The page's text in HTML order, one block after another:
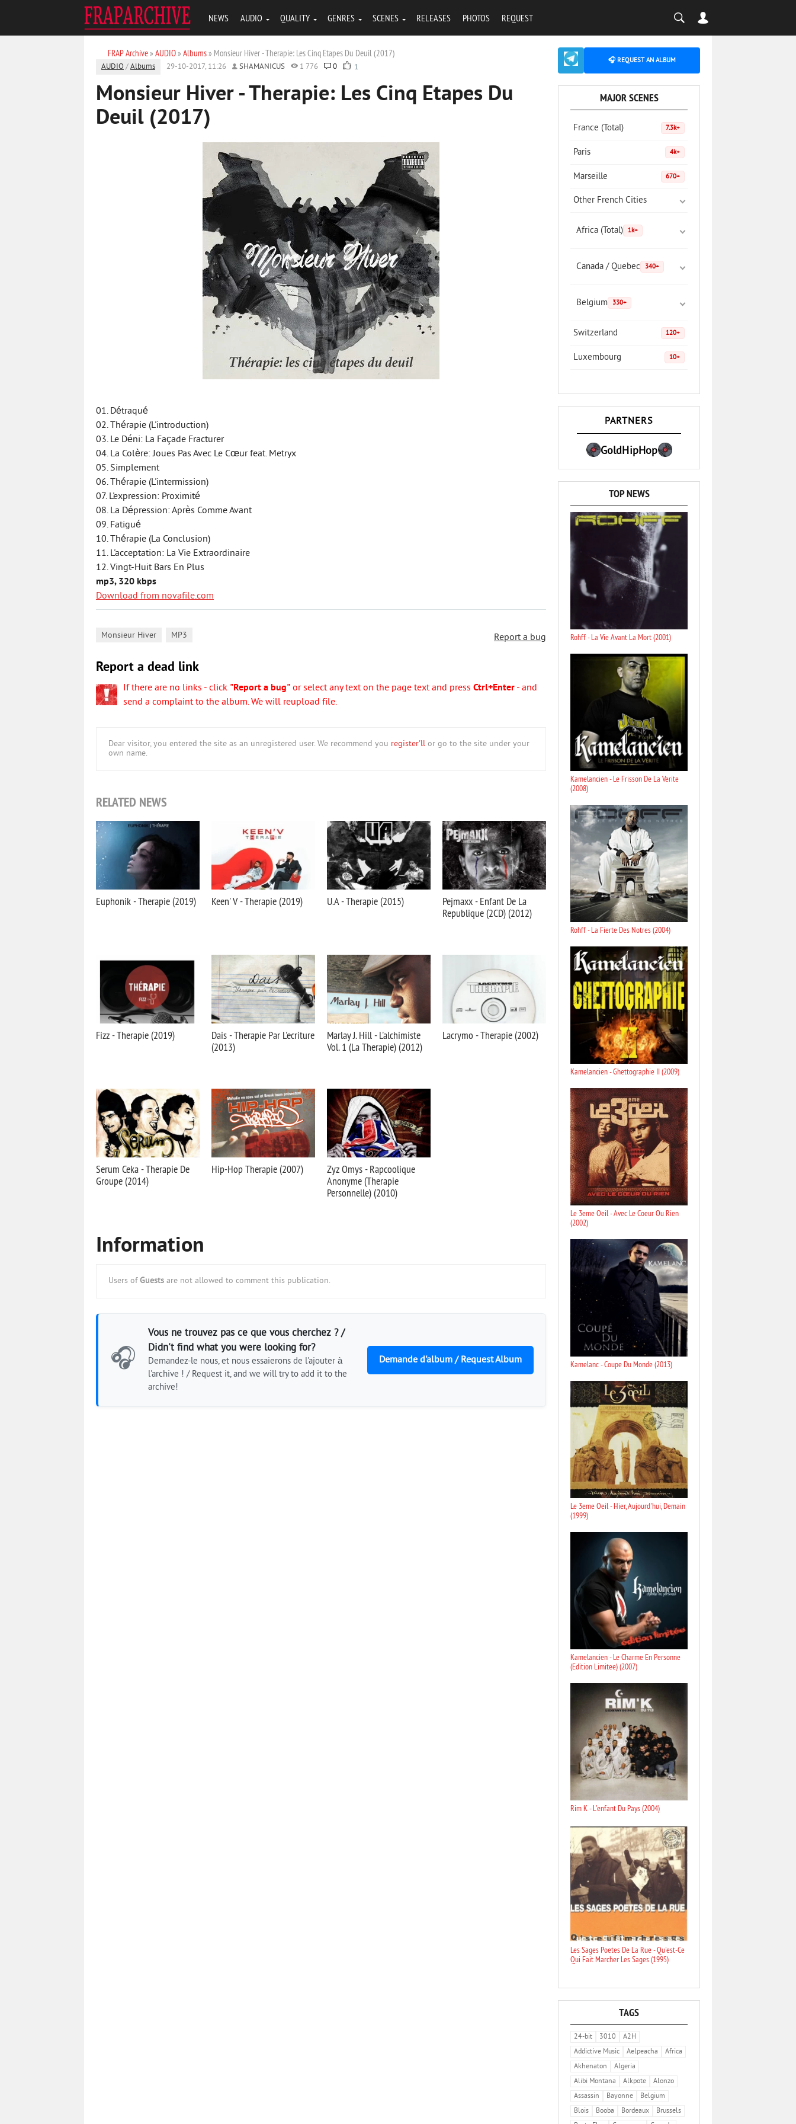
NEWS AUDIO QUALITY GENRES SCENES RELEASES PHOTOS REQUEST
FRAP Archive» AUDIO» Albums» Monsieur Hiver - Therapie: Les Cinq Etapes Du Deuil (2017)
AUDIO /Albums 29-10-2017, 11:26 SHAMANICUS 1 776 0 1
Monsieur Hiver - Therapie: Les Cinq Etapes Du
Deuil (2017)
01. Détraqué
02. Thérapie (L'introduction)
03. Le Déni: La Façade Fracturer
04. La Colère: Joues Pas Avec Le Cœur feat. Metryx
05. Simplement
06. Thérapie (L'intermission)
07. L'expression: Proximité
08. La Dépression: Après Comme Avant
09. Fatigué
10. Thérapie (La Conclusion)
11. L'acceptation: La Vie Extraordinaire
12. Vingt-Huit Bars En Plus
mp3, 320 kbps
Download from novafile.com
Report a bug
Monsieur Hiver MP3
Report a dead link
If there are no links - click "Report a bug" or select any text on the page text and press Ctrl+Enter - and
send a complaint to the album. We will reupload file.
Dear visitor, you entered the site as an unregistered user. We recommend you register'll or go to the site under your
own name.
RELATED NEWS
Euphonik - Therapie (2019) Keen' V - Therapie (2019) U.A - Therapie (2015)
Pejmaxx - Enfant De La
Republique (2CD) (2012)
Fizz - Therapie (2019)
Dais - Therapie Par L'ecriture
(2013)
Marlay J. Hill - L'alchimiste
Vol. 1 (La Therapie) (2012)
Lacrymo - Therapie (2002)
Serum Ceka - Therapie De
Groupe (2014)
Hip-Hop Therapie (2007)
Zyz Omys - Rapcoolique
Anonyme (Therapie
Personnelle) (2010)
Information
Users of Guests are not allowed to comment this publication.
🎧
Vous ne trouvez pas ce que vous cherchez ? /
Didn't find what you were looking for?
Demandez-le nous, et nous essaierons de l'ajouter à
l'archive ! / Request it, and we will try to add it to the
archive!
Demande d'album / Request Album
🎧 REQUEST AN ALBUM
MAJOR SCENES
France (Total) 7.3k+
Paris 4k+
Marseille 670+
Other French Cities
Africa (Total) 1k+
Canada / Quebec 340+
Belgium 330+
Switzerland 120+
Luxembourg 10+
PARTNERS
GoldHipHop
TOP NEWS
Rohff - La Vie Avant La Mort (2001)
Kamelancien - Le Frisson De La Verite
(2008)
Rohff - La Fierte Des Notres (2004)
Kamelancien - Ghettographie II (2009)
Le 3eme Oeil - Avec Le Coeur Ou Rien
(2002)
Kamelanc - Coupe Du Monde (2013)
Le 3eme Oeil - Hier, Aujourd'hui, Demain
(1999)
Kamelancien - Le Charme En Personne
(Edition Limitee) (2007)
Rim K - L'enfant Du Pays (2004)
Les Sages Poetes De La Rue - Qu'est-Ce
Qui Fait Marcher Les Sages (1995)
TAGS
24-bit 3010
A2H
Addictive Music
Aelpeacha
Africa
Akhenaton
Algeria
Alibi Montana
Alkpote
Alonzo
Assassin
Bayonne
Belgium
Blois
Booba Bordeaux
Brussels